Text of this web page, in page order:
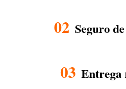
02 Seguro
03 Entrega